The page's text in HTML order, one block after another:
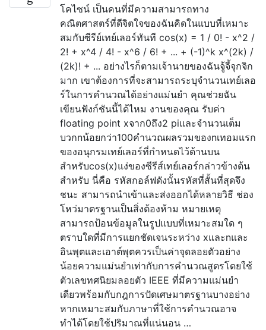
โคไซน์ เป็นคนที่มีความสามารถทาง
คณิตศาสตร์ที่ดีจิตใจของฉันคิดในแบบที่เหมาะ
สมกับซีรีย์เทย์เลอร์ทันที cos(x) = 1 / 0! - x^2 /
2! + x^4 / 4! - x^6 / 6! + ... + (-1)^k x^(2k) /
(2k)! + ... อย่างไรก็ตามเจ้านายของฉันจู้จี้จุกจิก
มาก เขาต้องการที่จะสามารถระบุจำนวนเทย์เลอ
ร์ในการคำนวณได้อย่างแม่นยำ คุณช่วยฉัน
เขียนฟังก์ชันนี้ได้ไหม งานของคุณ รับค่า
floating point xจาก0ถึง2 piและจำนวนเต็ม
บวกnน้อยกว่า100คำนวณผลรวมของnเทอมแรก
ของอนุกรมเทย์เลอร์ที่กำหนดไว้ด้านบน
สำหรับcos(x)แง่ของซีรีส์เทย์เลอร์กล่าวข้างต้น
สำหรับ นี่คือ รหัสกอล์ฟดังนั้นรหัสที่สั้นที่สุดจึง
ชนะ สามารถนำเข้าและส่งออกได้หลายวิธี ช่อง
โหว่มาตรฐานเป็นสิ่งต้องห้าม หมายเหตุ
สามารถป้อนข้อมูลในรูปแบบที่เหมาะสมใด ๆ
ตราบใดที่มีการแยกชัดเจนระหว่าง xและnและ
อินพุตและเอาต์พุตควรเป็นค่าจุดลอยตัวอย่าง
น้อยความแม่นยำเท่ากับการคำนวณสูตรโดยใช้
ตัวเลขทศนิยมลอยตัว IEEE ที่มีความแม่นยำ
เดียวพร้อมกับกฎการปัดเศษมาตรฐานบางอย่าง
หากเหมาะสมกับภาษาที่ใช้การคำนวณอาจ
ทำได้โดยใช้ปริมาณที่แน่นอน …